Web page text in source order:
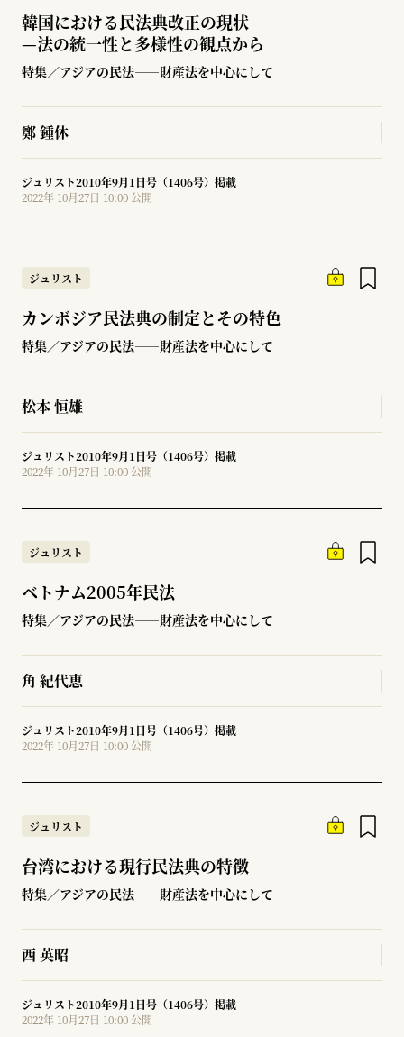
韓国における民法典改正の現状
—法の統一性と多様性の観点から
特集／アジアの民法――財産法を中心にして
鄭 鍾休
ジュリスト2010年9月1日号（1406号）掲載
2022年 10月27日 10:00 公開
ジュリスト
カンボジア民法典の制定とその特色
特集／アジアの民法――財産法を中心にして
松本 恒雄
ジュリスト2010年9月1日号（1406号）掲載
2022年 10月27日 10:00 公開
ジュリスト
ベトナム2005年民法
特集／アジアの民法――財産法を中心にして
角 紀代恵
ジュリスト2010年9月1日号（1406号）掲載
2022年 10月27日 10:00 公開
ジュリスト
台湾における現行民法典の特徴
特集／アジアの民法――財産法を中心にして
西 英昭
ジュリスト2010年9月1日号（1406号）掲載
2022年 10月27日 10:00 公開